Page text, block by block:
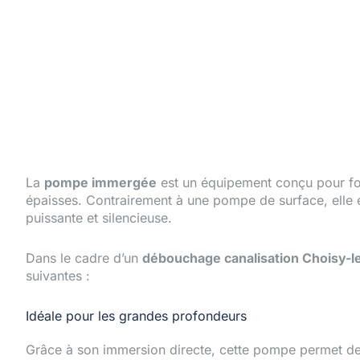
La pompe immergée est un équipement conçu pour
épaisses. Contrairement à une pompe de surface, elle
puissante et silencieuse.
Dans le cadre d’un débouchage canalisation Choisy-
suivantes :
Idéale pour les grandes profondeurs
Grâce à son immersion directe, cette pompe permet